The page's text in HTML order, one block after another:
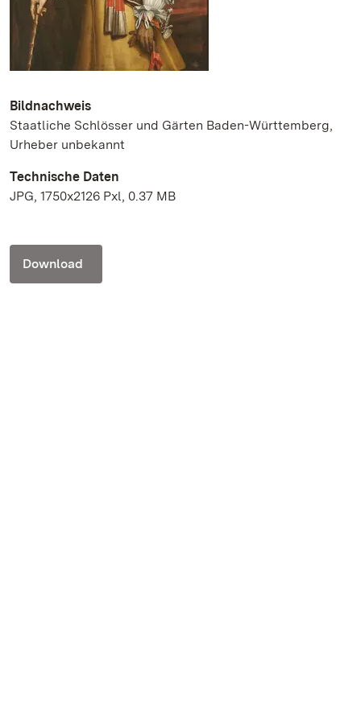
Bildnachweis
Staatliche Schlösser und Gärten Baden-Württemberg,
Urheber unbekannt
Technische Daten
JPG, 1750x2126 Pxl, 0.37 MB
Download